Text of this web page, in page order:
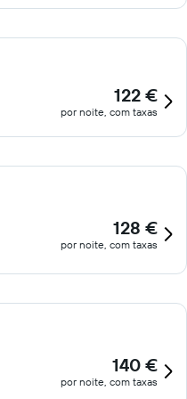
122 €
por noite, com taxas
128 €
por noite, com taxas
140 €
por noite, com taxas